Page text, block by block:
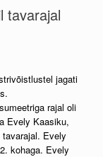
tavarajal
jagati
rajal oli
Evely Kaasiku,
Evely
kohaga. Evely